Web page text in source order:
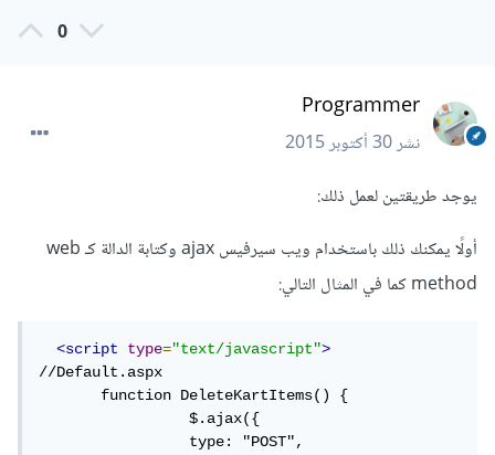
0
Programmer
نشر30 أكتوبر 2015
يوجد طريقتين لعمل ذلك:
أولًا يمكنك ذلك باستخدام ويب سيرفيس ajax وكتابة الدالة كـ web
method كما في المثال التالي:
<script type="text/javascript">
//Default.aspx
       function DeleteKartItems() {
                 $.ajax({
                 type: "POST",